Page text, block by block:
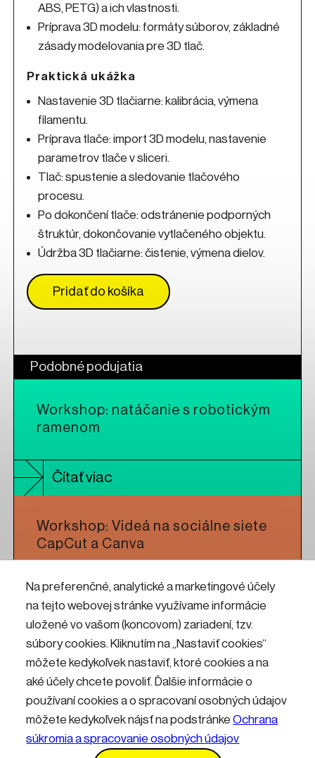
Na preferenčné, analytické a marketingové účely
na tejto webovej stránke využívame informácie
uložené vo vašom (koncovom) zariadení, tzv.
súbory cookies. Kliknutím na „Nastaviť cookies“
môžete kedykoľvek nastaviť, ktoré cookies a na
aké účely chcete povoliť. Ďalšie informácie o
používaní cookies a o spracovaní osobných údajov
môžete kedykoľvek nájsť na podstránkeOchrana
súkromia a spracovanie osobných údajov
ABS, PETG) a ich vlastnosti.
Príprava 3D modelu: formáty súborov, základné
zásady modelovania pre 3D tlač.
Praktická ukážka
Nastavenie 3D tlačiarne: kalibrácia, výmena
filamentu.
Príprava tlače: import 3D modelu, nastavenie
parametrov tlače v sliceri.
Tlač: spustenie a sledovanie tlačového
procesu.
Po dokončení tlače: odstránenie podporných
štruktúr, dokončovanie vytlačeného objektu.
Údržba 3D tlačiarne: čistenie, výmena dielov.
Pridať do košíka Odkaz sa otvorí na novej
Podobné podujatia
Workshop: natáčanie s robotickým
ramenom
Čítať viac
Workshop: Videá na sociálne siete
CapCut a Canva
Čítať viac
Workshop: CNC frézovanie pre
umelcov a dizajnérov
Čítať viac
Kontakty Informácie pre návštevníkov